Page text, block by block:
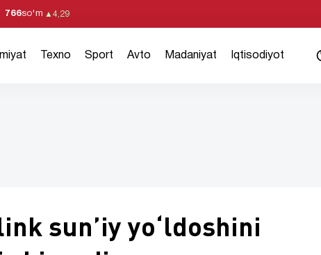
766so'm ▲ 4,29
Texno Sport Avto Madaniyat Iqtisodiyot
sunʼiy yoʻldoshini